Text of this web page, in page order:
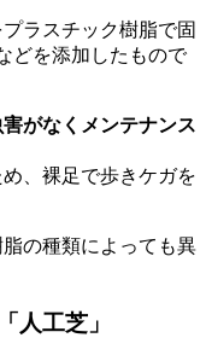
ラスチック樹脂で固
どを添加したもので
がなくメンテナンス
、裸足で歩きケガを
の種類によっても異
人工芝」